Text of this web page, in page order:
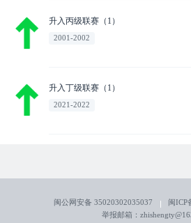
升入丙级联赛（1）
2001-2002
升入丁级联赛（1）
2021-2022
闽公网安备 35020302035037
闽ICP
举报邮箱：